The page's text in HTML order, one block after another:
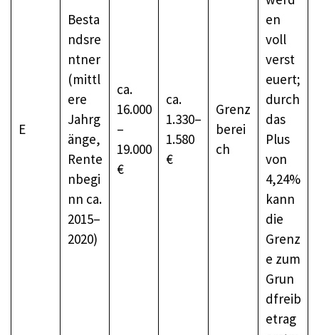
E
Besta
ndsre
ntner
(mittl
ere
Jahrg
änge,
Rente
nbegi
nn ca.
2015–
2020)
ca.
16.000
–
19.000
€
ca.
1.330–
1.580
€
Grenz
berei
ch
en
voll
verst
euert;
durch
das
Plus
von
4,24%
kann
die
Grenz
e zum
Grun
dfreib
etrag